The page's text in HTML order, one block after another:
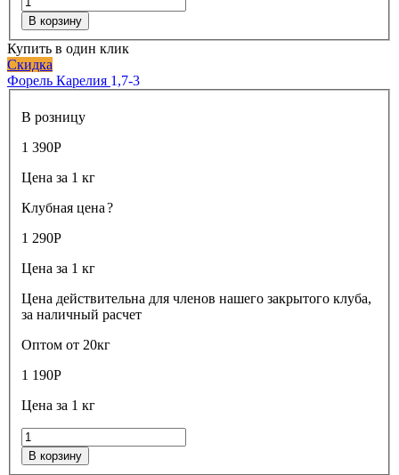
В корзину
Купить в один клик
Скидка
Форель Карелия 1,7-3
В розницу
1 390Р
Цена за 1 кг
Клубная цена?
1 290Р
Цена за 1 кг
Цена действительна для членов нашего закрытого клуба,
за наличный расчет
Оптом от 20кг
1 190Р
Цена за 1 кг
В корзину